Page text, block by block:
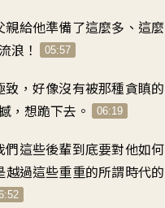
親給他準備了這麼多 、這麼
浪 ！ 05:57
致 ， 好像沒有被那種貪瞋的
， 想跪下去 。 06:19
們這些後輩到底要對他如何
越過這些重重的所謂時代的